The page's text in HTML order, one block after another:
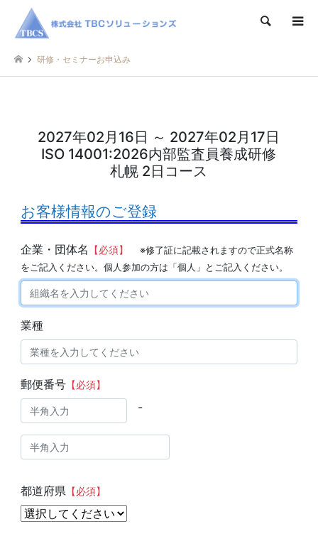
検索
研修・セミナーお申込み
2027年02月16日 ～ 2027年02月17日
ISO 14001:2026内部監査員養成研修
札幌 2日コース
お客様情報のご登録
企業・団体名 【必須】
※修了証に記載されますので正式名称
をご記入ください。個人参加の方は「個人」とご記入ください。
業種
郵便番号【必須】
-
都道府県 【必須】